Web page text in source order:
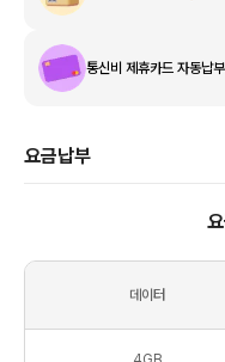
통신비 제휴카드 자동납부
요금납부
데이터